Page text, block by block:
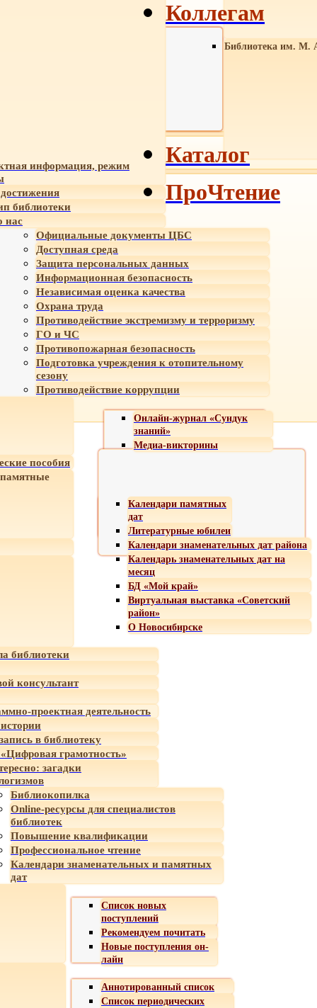
Библиотека им. М.
информация, режим
библиотеки
нас
Официальные документы ЦБС
Доступная среда
Защита персональных данных
Информационная безопасность
Независимая оценка качества
Охрана труда
Противодействие экстремизму и терроризму
ГО и ЧС
Противопожарная безопасность
Подготовка учреждения к отопительному
сезону
Противодействие коррупции
Онлайн-журнал «Сундук
знаний»
Медиа-викторины
пособия
Календари памятных
дат
Литературные юбилеи
Календари знаменательных дат района
Календарь знаменательных дат на
месяц
БД «Мой край»
Виртуальная выставка «Советский
район»
О Новосибирске
библиотеки
консультант
проектная деятельность
в библиотеку
грамотность»
загадки
Коллегам
Библиокопилка
Online-ресурсы для специалистов
библиотек
Повышение квалификации
Профессиональное чтение
Календари знаменательных и памятных
дат
Каталог
ПроЧтение
Список новых
поступлений
Рекомендуем почитать
Новые поступления он-
лайн
Аннотированный список
Список периодических